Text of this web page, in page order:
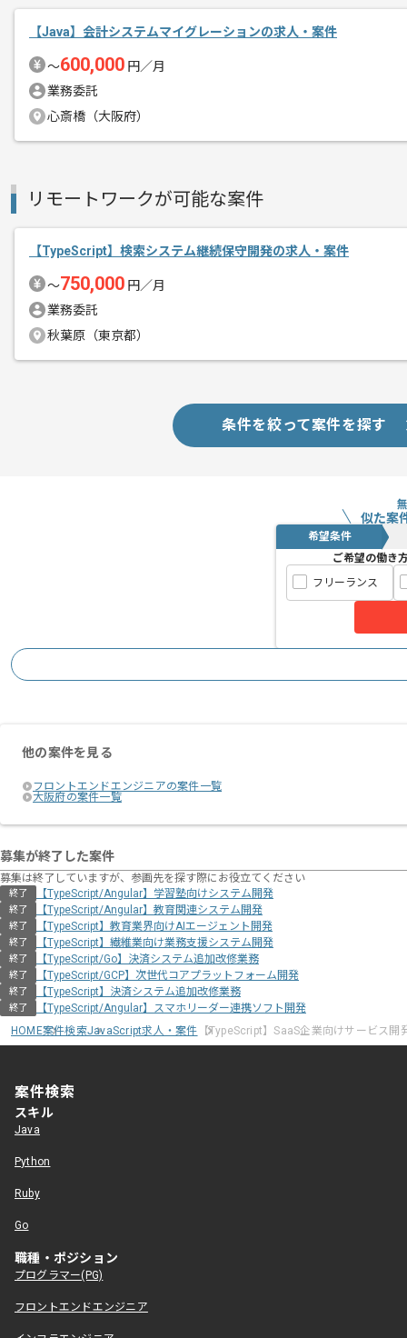
その他募集要項
エージェントからのコ
※リモート頻度は習熟度や状況に応じ
レバテックでの実績がある企業の案件で
経験豊富なエンジニアと成長が出来る
スキルアップされたい方、長期的に参
【Java】会計システムマイグレーションの求人・案件
〜600,000 円／月
業務委託
心斎橋（大阪府）
リモートワークが可能な案件
【TypeScript】検索システム継続保守開発の求人・案件
〜750,000 円／月
業務委託
秋葉原（東京都）
条件を絞って案件を探す
似た案
希望条件
ご希望の働き
フリーランス
他の案件を見る
フロントエンドエンジニアの案件一覧
大阪府の案件一覧
募集が終了した案件
募集は終了していますが、参画先を探す際にお役立てください
終了 【TypeScript/Angular】学習塾向けシステム開発
終了 【TypeScript/Angular】教育関連システム開発
終了 【TypeScript】教育業界向けAIエージェント開発
終了 【TypeScript】繊維業向け業務支援システム開発
終了 【TypeScript/Go】決済システム追加改修業務
終了 【TypeScript/GCP】次世代コアプラットフォーム開発
終了 【TypeScript】決済システム追加改修業務
終了
【TypeScript/Angular】スマホリーダー連携ソフト開発
HOME案件検索JavaScript求人・案件 【TypeScript】SaaS企業向けサービス開
案件検索
スキル
Java
Python
Ruby
Go
職種・ポジション
プログラマー(PG)
フロントエンドエンジニア